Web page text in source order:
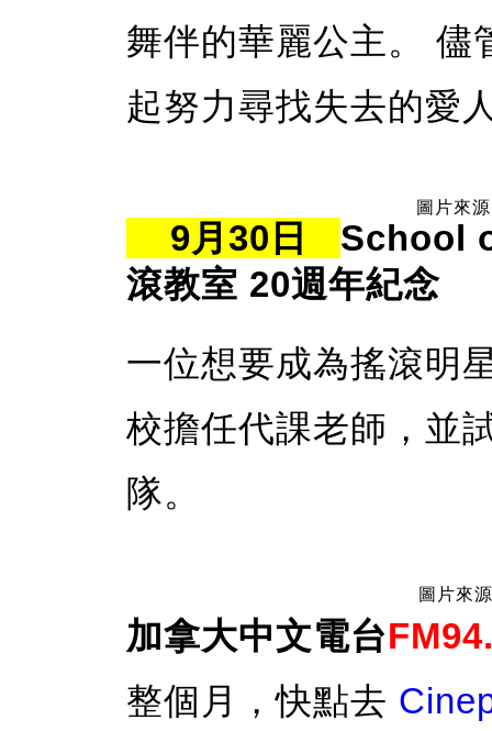
舞伴的華麗公主。 儘
起努力尋找失去的愛
圖片來
9月30日 School
滾教室 20週年紀念
一位想要成為搖滾明
校擔任代課老師，並
隊。
圖片來
加拿大中文電台
整個月，快點去